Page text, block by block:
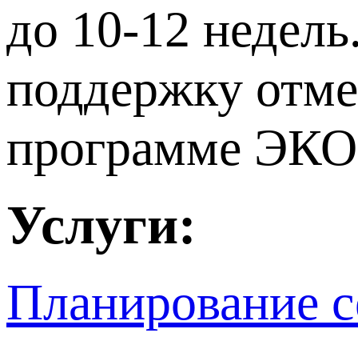
до 10-12
поддержку
программе
Услуги:
Планирование